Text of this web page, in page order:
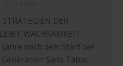
DER
WACHSAMKEIT
Jahre nach dem Start der
Sans Tabac